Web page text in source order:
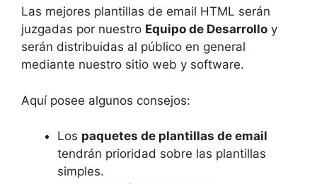
Las mejores plantillas de email HTML serán
juzgadas por nuestro Equipo de Desarrollo y
serán distribuidas al público en general
mediante nuestro sitio web y software.
Aquí posee algunos consejos:
Los paquetes de plantillas de email
tendrán prioridad sobre las plantillas
simples.